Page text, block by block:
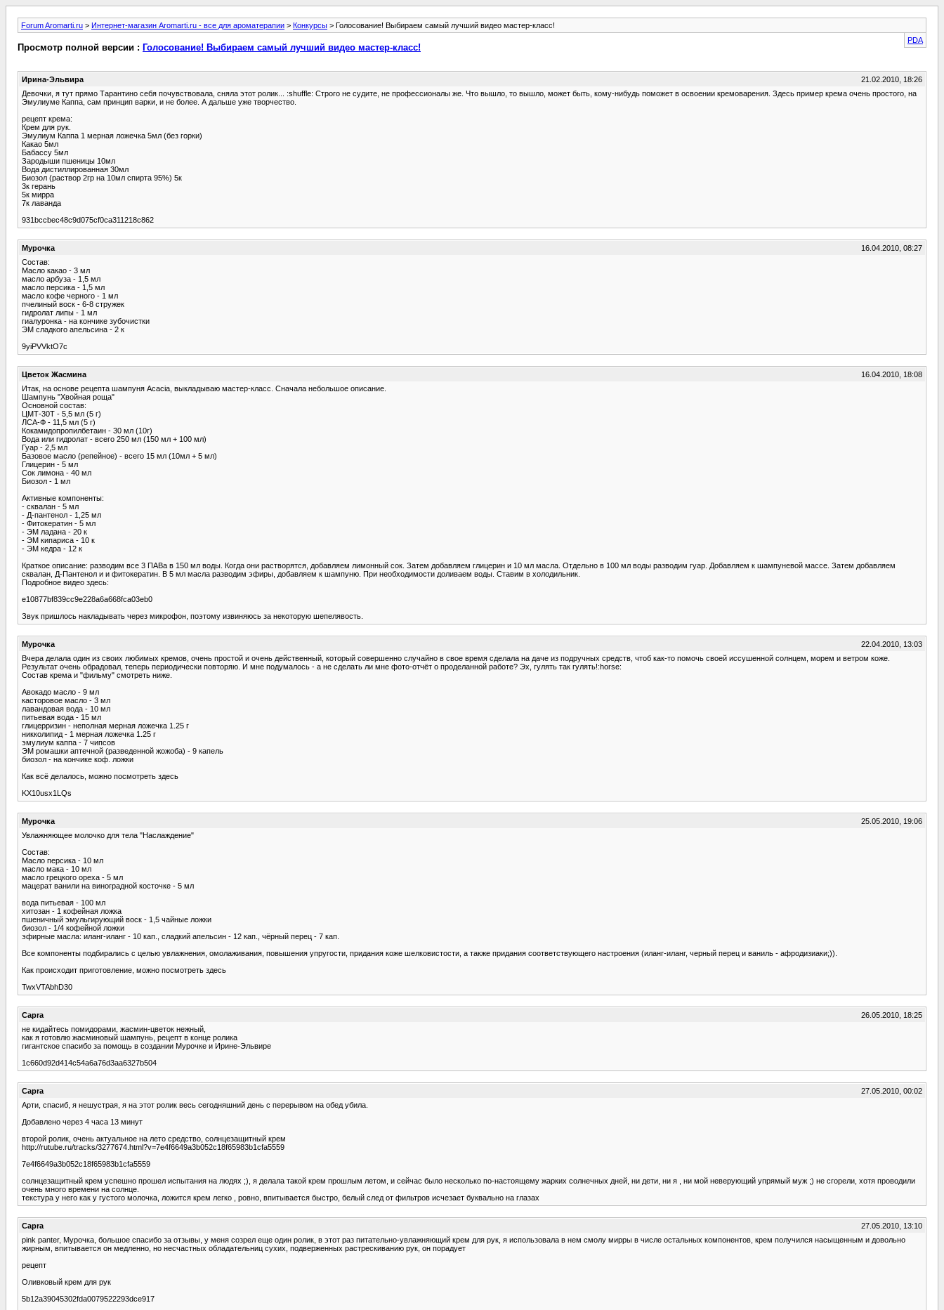
Forum Aromarti.ru > Интернет-магазин Aromarti.ru - все для ароматерапии > Конкурсы > Голосование! Выбираем самый лучший видео мастер-класс!
PDA
Просмотр полной версии : Голосование! Выбираем самый лучший видео мастер-класс!
Ирина-Эльвира
21.02.2010, 18:26
Девочки, я тут прямо Тарантино себя почувствовала, сняла этот ролик... :shuffle: Строго не судите, не профессионалы же. Что вышло, то вышло, может быть, кому-нибудь поможет в освоении кремоварения. Здесь пример крема очень простого, на
Эмулиуме Каппа, сам принцип варки, и не более. А дальше уже творчество.
рецепт крема:
Крем для рук.
Эмулиум Каппа 1 мерная ложечка 5мл (без горки)
Какао 5мл
Бабассу 5мл
Зародыши пшеницы 10мл
Вода дистиллированная 30мл
Биозол (раствор 2гр на 10мл спирта 95%) 5к
3к герань
5к мирра
7к лаванда
931bccbec48c9d075cf0ca311218c862
Мурочка
16.04.2010, 08:27
Состав:
Масло какао - 3 мл
масло арбуза - 1,5 мл
масло персика - 1,5 мл
масло кофе черного - 1 мл
пчелиный воск - 6-8 стружек
гидролат липы - 1 мл
гиалуронка - на кончике зубочистки
ЭМ сладкого апельсина - 2 к
9yiPVVktO7c
Цветок Жасмина
16.04.2010, 18:08
Итак, на основе рецепта шампуня Acacia, выкладываю мастер-класс. Сначала небольшое описание.
Шампунь "Хвойная роща"
Основной состав:
ЦМТ-30Т - 5,5 мл (5 г)
ЛСА-Ф - 11,5 мл (5 г)
Кокамидопропилбетаин - 30 мл (10г)
Вода или гидролат - всего 250 мл (150 мл + 100 мл)
Гуар - 2,5 мл
Базовое масло (репейное) - всего 15 мл (10мл + 5 мл)
Глицерин - 5 мл
Сок лимона - 40 мл
Биозол - 1 мл
Активные компоненты:
- сквалан - 5 мл
- Д-пантенол - 1,25 мл
- Фитокератин - 5 мл
- ЭМ ладана - 20 к
- ЭМ кипариса - 10 к
- ЭМ кедра - 12 к
Краткое описание: разводим все 3 ПАВа в 150 мл воды. Когда они растворятся, добавляем лимонный сок. Затем добавляем глицерин и 10 мл масла. Отдельно в 100 мл воды разводим гуар. Добавляем к шампуневой массе. Затем добавляем
сквалан, Д-Пантенол и и фитокератин. В 5 мл масла разводим эфиры, добавляем к шампуню. При необходимости доливаем воды. Ставим в холодильник.
Подробное видео здесь:
e10877bf839cc9e228a6a668fca03eb0
Звук пришлось накладывать через микрофон, поэтому извиняюсь за некоторую шепелявость.
Мурочка
22.04.2010, 13:03
Вчера делала один из своих любимых кремов, очень простой и очень действенный, который совершенно случайно в свое время сделала на даче из подручных средств, чтоб как-то помочь своей иссушенной солнцем, морем и ветром коже.
Результат очень обрадовал, теперь периодически повторяю. И мне подумалось - а не сделать ли мне фото-отчёт о проделанной работе? Эх, гулять так гулять!:horse:
Состав крема и "фильму" смотреть ниже.
Авокадо масло - 9 мл
касторовое масло - 3 мл
лавандовая вода - 10 мл
питьевая вода - 15 мл
глицерризин - неполная мерная ложечка 1.25 г
никколипид - 1 мерная ложечка 1.25 г
эмулиум каппа - 7 чипсов
ЭМ ромашки аптечной (разведенной жожоба) - 9 капель
биозол - на кончике коф. ложки
Как всё делалось, можно посмотреть здесь
KX10usx1LQs
Мурочка
25.05.2010, 19:06
Увлажняющее молочко для тела "Наслаждение"
Состав:
Масло персика - 10 мл
масло мака - 10 мл
масло грецкого ореха - 5 мл
мацерат ванили на виноградной косточке - 5 мл
вода питьевая - 100 мл
хитозан - 1 кофейная ложка
пшеничный эмульгирующий воск - 1,5 чайные ложки
биозол - 1/4 кофейной ложки
эфирные масла: иланг-иланг - 10 кап., сладкий апельсин - 12 кап., чёрный перец - 7 кап.
Все компоненты подбирались с целью увлажнения, омолаживания, повышения упругости, придания коже шелковистости, а также придания соответствующего настроения (иланг-иланг, черный перец и ваниль - афродизиаки;)).
Как происходит приготовление, можно посмотреть здесь
TwxVTAbhD30
Capra
26.05.2010, 18:25
не кидайтесь помидорами, жасмин-цветок нежный,
как я готовлю жасминовый шампунь, рецепт в конце ролика
гигантское спасибо за помощь в создании Мурочке и Ирине-Эльвире
1c660d92d414c54a6a76d3aa6327b504
Capra
27.05.2010, 00:02
Арти, спасиб, я нешустрая, я на этот ролик весь сегодняшний день с перерывом на обед убила.
Добавлено через 4 часа 13 минут
второй ролик, очень актуальное на лето средство, солнцезащитный крем
http://rutube.ru/tracks/3277674.html?v=7e4f6649a3b052c18f65983b1cfa5559
7e4f6649a3b052c18f65983b1cfa5559
солнцезащитный крем успешно прошел испытания на людях ;), я делала такой крем прошлым летом, и сейчас было несколько по-настоящему жарких солнечных дней, ни дети, ни я , ни мой неверующий упрямый муж ;) не сгорели, хотя проводили
очень много времени на солнце.
текстура у него как у густого молочка, ложится крем легко , ровно, впитывается быстро, белый след от фильтров исчeзает буквально на глазах
Capra
27.05.2010, 13:10
pink panter, Мурочка, большое спасибо за отзывы, у меня созрел еще один ролик, в этот раз питательно-увлажняющий крем для рук, я использовала в нем смолу мирры в числе остальных компонентов, крем получился насыщенным и довольно
жирным, впитывается он медленно, но несчастных обладательниц сухих, подверженных растрескиванию рук, он порадует
рецепт
Оливковый крем для рук
5b12a39045302fda0079522293dce917